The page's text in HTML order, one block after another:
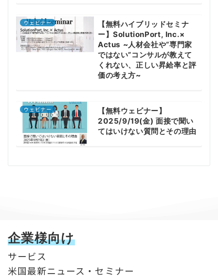
ウェビナー
【無料ハイブリッドセミナ
ー】SolutionPort, Inc.×
Actus ~人材会社や“専門家
ではない”コンサルが教えて
くれない、正しい昇給率と評
価の考え方~
ウェビナー
【無料ウェビナー】
2025/9/19(金) 面接で聞い
てはいけない質問とその理由
企業様向け
サービス
米国最新ニュース・セミナー